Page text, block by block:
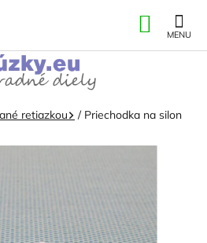
KOŠÍK
retiazkou / Priechodka na silon